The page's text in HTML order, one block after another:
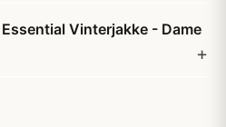
Vinterjakke - Dame